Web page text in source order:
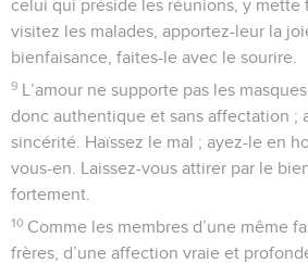
celui qui préside les réunions, y
visitez les malades, apportez-leur la
bienfaisance, faites-le avec le sourire.
9 L’amour ne supporte pas les
donc authentique et sans affectation ;
sincérité. Haïssez le mal ; ayez-le en
vous-en. Laissez-vous attirer par le
fortement.
10 Comme les membres d’une même
frères, d’une affection vraie et